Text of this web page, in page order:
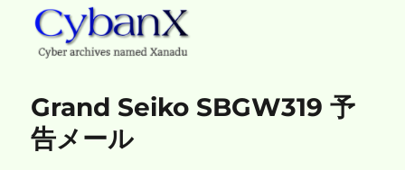
Grand Seiko SBGW319 予
告メール